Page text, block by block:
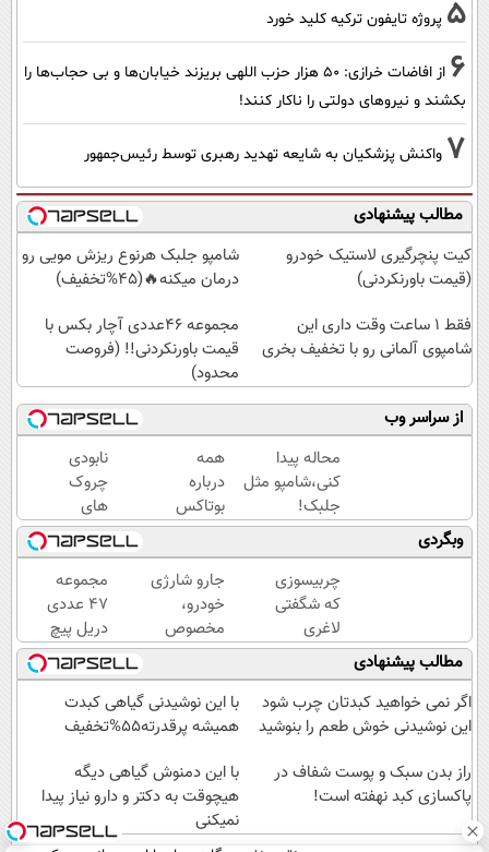
5 پروژه تایفون ترکیه کلید خورد
6
از افاضات خرازی: ۵۰ هزار حزب اللهی بریزند خیابان‌ها و بی حجاب‌ها را
بکشند و نیرو‌های دولتی را ناکار کنند!
7 واکنش پزشکیان به شایعه تهدید رهبری توسط رئیس‌جمهور
مطالب پیشنهادی
کیت پنچرگیری لاستیک خودرو
(قیمت باورنکردنی)
شامپو جلبک هرنوع ریزش مویی رو
درمان میکنه🔥(45%تخفیف)
فقط 1 ساعت وقت داری این
شامپوی آلمانی رو با تخفیف بخری
مجموعه ۴۶عددی آچار بکس با
قیمت باورنکردنی!! (فروصت
محدود)
از سراسر وب
محاله پیدا
کنی،شامپو مثل
جلبک!
ضدریزش+رویش
مجدد40%تخفیف
همه
درباره
بوتاکس
حرف
میزنن؛ اما
کمتر
کسی این
راه رو
میشناسه.
نابودی
چروک
های
سطحی
و عمقی
پوست با
کرم
آلمانی(45%تخفیف)
وبگردی
چربیسوزی
که شگفتی
لاغری
آسان را
رقم زد!
جارو شارژی
خودرو،
مخصوص
ماشین‌باز‌ها!!
قیمت با
تخفیف: فقط
1,499,000
مجموعه
47 عددی
دریل پیچ
گوشتی
شارژی‌ (با
قیمت
فوق‌العاده)
مطالب پیشنهادی
اگر نمی خواهید کبدتان چرب شود
این نوشیدنی خوش طعم را بنوشید
با این نوشیدنی گیاهی کبدت
همیشه پرقدرته55%تخفیف
راز بدن سبک و پوست شفاف در
پاکسازی کبد نهفته است!
با این دمنوش گیاهی دیگه
هیچوقت به دکتر و دارو نیاز پیدا
نمیکنی